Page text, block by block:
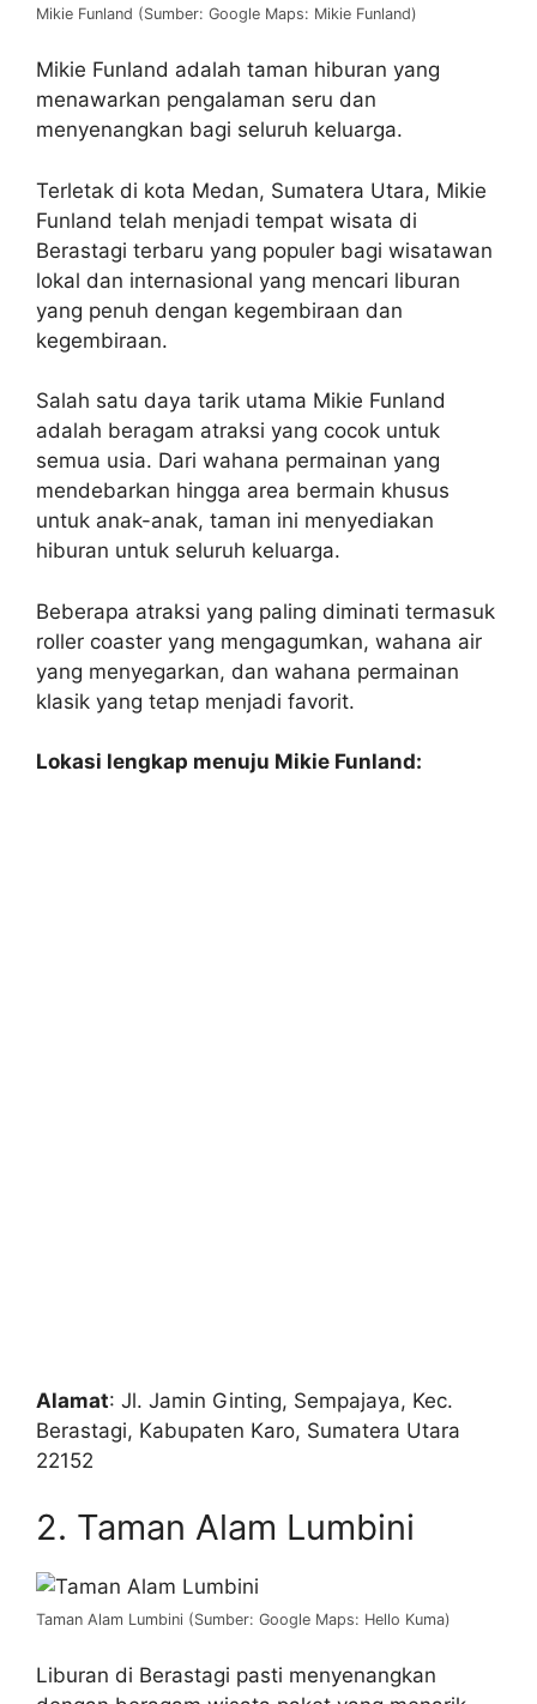
Mikie Funland (Sumber: Google Maps: Mikie Funland)
Mikie Funland adalah taman hiburan yang
menawarkan pengalaman seru dan
menyenangkan bagi seluruh keluarga.
Terletak di kota Medan, Sumatera Utara, Mikie
Funland telah menjadi tempat wisata di
Berastagi terbaru yang populer bagi wisatawan
lokal dan internasional yang mencari liburan
yang penuh dengan kegembiraan dan
kegembiraan.
Salah satu daya tarik utama Mikie Funland
adalah beragam atraksi yang cocok untuk
semua usia. Dari wahana permainan yang
mendebarkan hingga area bermain khusus
untuk anak-anak, taman ini menyediakan
hiburan untuk seluruh keluarga.
Beberapa atraksi yang paling diminati termasuk
roller coaster yang mengagumkan, wahana air
yang menyegarkan, dan wahana permainan
klasik yang tetap menjadi favorit.
Lokasi lengkap menuju Mikie Funland:
Alamat: Jl. Jamin Ginting, Sempajaya, Kec.
Berastagi, Kabupaten Karo, Sumatera Utara
22152
2. Taman Alam Lumbini
Taman Alam Lumbini (Sumber: Google Maps: Hello Kuma)
Liburan di Berastagi pasti menyenangkan